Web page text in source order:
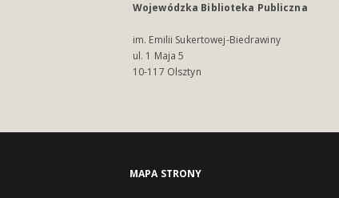
Wojewódzka Biblioteka Publiczna
im. Emilii Sukertowej-Biedrawiny
ul. 1 Maja 5
10-117 Olsztyn
MAPA STRONY